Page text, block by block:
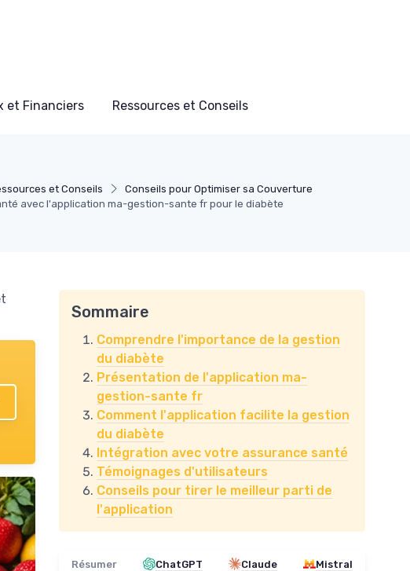
et Financiers Ressources et Conseils
et Conseils
Conseils pour Optimiser sa Couverture
avec l'application ma-gestion-sante fr pour le diabète
Sommaire
Comprendre l'importance de la gestion
du diabète
Présentation de l'application ma-
gestion-sante fr
Comment l'application facilite la gestion
du diabète
Intégration avec votre assurance santé
Témoignages d'utilisateurs
Conseils pour tirer le meilleur parti de
l'application
Résumer ChatGPT Claude Mistral